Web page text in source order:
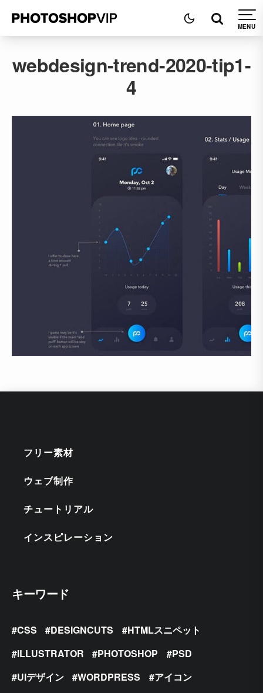
webdesign-trend-2020-tip1-
4
フリー素材
ウェブ制作
チュートリアル
インスピレーション
キーワード
CSS DESIGNCUTS
HTMLスニペット
ILLUSTRATOR
PHOTOSHOP
PSD
UIデザイン
WORDPRESS
アイコン